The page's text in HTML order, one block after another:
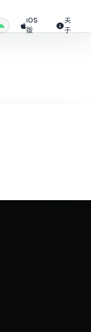
iOS
版
关
于